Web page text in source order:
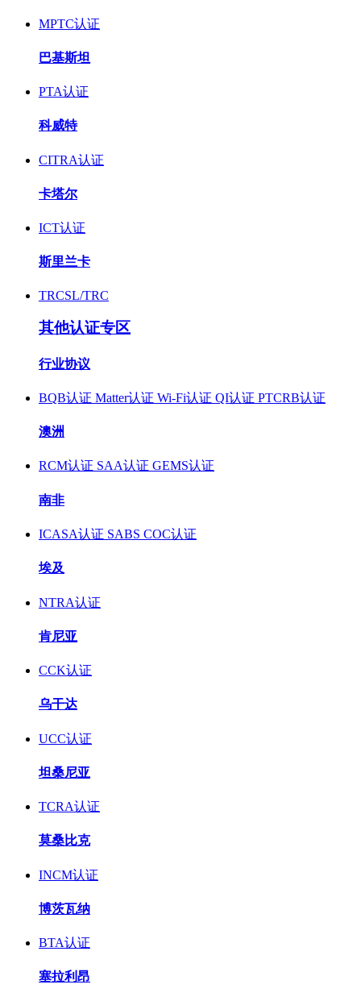
MPTC认证
巴基斯坦
PTA认证
科威特
CITRA认证
卡塔尔
ICT认证
斯里兰卡
TRCSL/TRC
其他认证专区
行业协议
BQB认证 Matter认证 Wi-Fi认证 QI认证 PTCRB认证
澳洲
RCM认证 SAA认证 GEMS认证
南非
ICASA认证 SABS COC认证
埃及
NTRA认证
肯尼亚
CCK认证
乌干达
UCC认证
坦桑尼亚
TCRA认证
莫桑比克
INCM认证
博茨瓦纳
BTA认证
塞拉利昂